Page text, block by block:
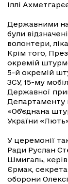
Іллі
Державними
були
волонтери,
Крім того,
окремій
5-й окремій
ЗСУ, 15-му
Державної
Департаменту
«Об’єднана
України
У церемонії
Ради Руслан
Шмигаль,
Єрмак,
оборони